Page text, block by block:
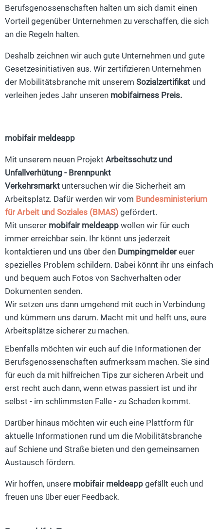
Berufsgenossenschaften halten um sich damit einen
Vorteil gegenüber Unternehmen zu verschaffen, die sich
an die Regeln halten.
Deshalb zeichnen wir auch gute Unternehmen und gute
Gesetzesinitiativen aus. Wir zertifizieren Unternehmen
der Mobilitätsbranche mit unserem Sozialzertifikat und
verleihen jedes Jahr unseren mobifairness Preis.
mobifair meldeapp
Mit unserem neuen Projekt Arbeitsschutz und
Unfallverhütung - Brennpunkt
Verkehrsmarkt untersuchen wir die Sicherheit am
Arbeitsplatz. Dafür werden wir vom Bundesministerium
für Arbeit und Soziales (BMAS) gefördert.
Mit unserer mobifair meldeapp wollen wir für euch
immer erreichbar sein. Ihr könnt uns jederzeit
kontaktieren und uns über den Dumpingmeldereuer
spezielles Problem schildern. Dabei könnt ihr uns einfach
und bequem auch Fotos von Sachverhalten oder
Dokumenten senden.
Wir setzen uns dann umgehend mit euch in Verbindung
und kümmern uns darum. Macht mit und helft uns, eure
Arbeitsplätze sicherer zu machen.
Ebenfalls möchten wir euch auf die Informationen der
Berufsgenossenschaften aufmerksam machen. Sie sind
für euch da mit hilfreichen Tips zur sicheren Arbeit und
erst recht auch dann, wenn etwas passiert ist und ihr
selbst - im schlimmsten Falle - zu Schaden kommt.
Darüber hinaus möchten wir euch eine Plattform für
aktuelle Informationen rund um die Mobilitätsbranche
auf Schiene und Straße bieten und den gemeinsamen
Austausch fördern.
Wir hoffen, unsere mobifair meldeapp gefällt euch und
freuen uns über euer Feedback.